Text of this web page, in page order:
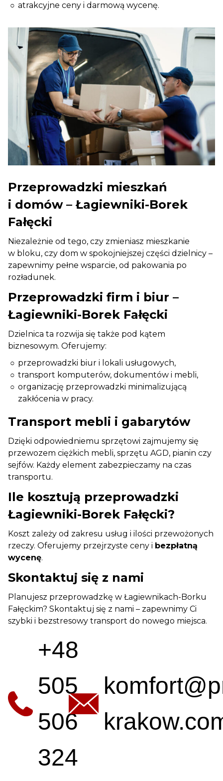
atrakcyjne ceny i darmową wycenę.
Przeprowadzki mieszkań
i domów – Łagiewniki-Borek
Fałęcki
Niezależnie od tego, czy zmieniasz mieszkanie
w bloku, czy dom w spokojniejszej części dzielnicy –
zapewnimy pełne wsparcie, od pakowania po
rozładunek.
Przeprowadzki firm i biur –
Łagiewniki-Borek Fałęcki
Dzielnica ta rozwija się także pod kątem
biznesowym. Oferujemy:
przeprowadzki biur i lokali usługowych,
transport komputerów, dokumentów i mebli,
organizację przeprowadzki minimalizującą
zakłócenia w pracy.
Transport mebli i gabarytów
Dzięki odpowiedniemu sprzętowi zajmujemy się
przewozem ciężkich mebli, sprzętu AGD, pianin czy
sejfów. Każdy element zabezpieczamy na czas
transportu.
Ile kosztują przeprowadzki
Łagiewniki-Borek Fałęcki?
Koszt zależy od zakresu usług i ilości przewożonych
rzeczy. Oferujemy przejrzyste ceny i bezpłatną
wycenę.
Skontaktuj się z nami
Planujesz przeprowadzkę w Łagiewnikach-Borku
Fałęckim? Skontaktuj się z nami – zapewnimy Ci
szybki i bezstresowy transport do nowego miejsca.
+48
505
506
324